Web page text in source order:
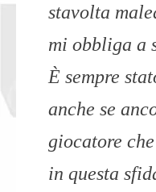
stavolta
mi obbliga a
È sempre
anche se
giocatore
in questa